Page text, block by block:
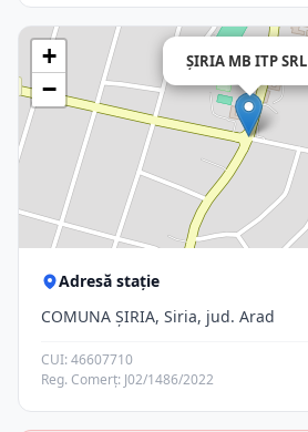
ŞIRIA MB ITP SRL
+
−
Adresă stație
COMUNA ŞIRIA, Siria, jud. Arad
CUI: 46607710
Reg. Comerț: J02/1486/2022